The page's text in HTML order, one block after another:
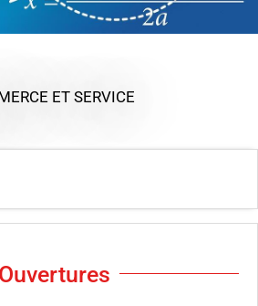
ET SERVICE
Ouvertures